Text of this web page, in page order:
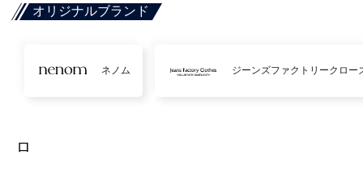
オリジナルブランド
ネノム ジーンズファクトリークロー
ロ